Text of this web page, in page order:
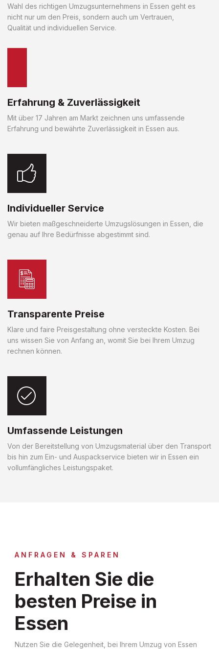
Wahl des richtigen Umzugsunternehmens in Essen geht es
nicht nur um den Preis, sondern auch um Vertrauen,
Qualität und individuellen Service.
Erfahrung & Zuverlässigkeit
Mit über 17 Jahren am Markt zeichnen uns umfassende
Erfahrung und bewährte Zuverlässigkeit in Essen aus.
Individueller Service
Wir bieten maßgeschneiderte Umzugslösungen in Essen, die
genau auf Ihre Bedürfnisse abgestimmt sind.
Transparente Preise
Klare und faire Preisgestaltung ohne versteckte Kosten. Bei
uns wissen Sie von Anfang an, womit Sie bei Ihrem Umzug
rechnen können.
Umfassende Leistungen
Von der Bereitstellung von Umzugsmaterial über den Transport
bis hin zum Ein- und Auspackservice bieten wir in Essen ein
vollumfängliches Leistungspaket.
ANFRAGEN & SPAREN
Erhalten Sie die
besten Preise in
Essen
Nutzen Sie die Gelegenheit, bei Ihrem Umzug von Essen